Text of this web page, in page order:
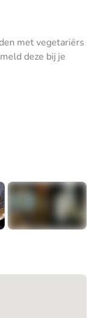
met vegetariërs
deze bij je